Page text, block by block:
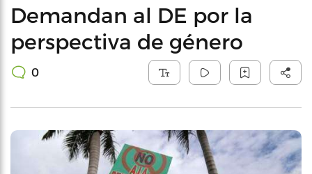
Demandan al DE por la
perspectiva de género
0